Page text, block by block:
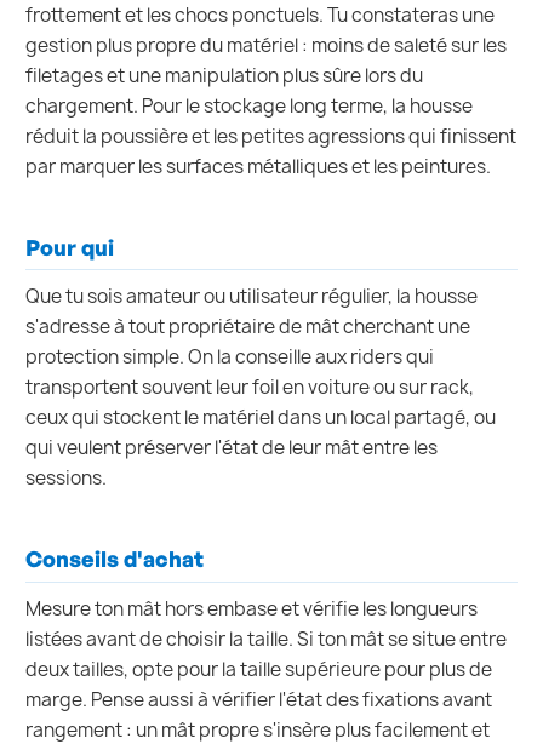
frottement et les chocs ponctuels. Tu constateras une
gestion plus propre du matériel : moins de saleté sur les
filetages et une manipulation plus sûre lors du
chargement. Pour le stockage long terme, la housse
réduit la poussière et les petites agressions qui finissent
par marquer les surfaces métalliques et les peintures.
Pour qui
Que tu sois amateur ou utilisateur régulier, la housse
s'adresse à tout propriétaire de mât cherchant une
protection simple. On la conseille aux riders qui
transportent souvent leur foil en voiture ou sur rack,
ceux qui stockent le matériel dans un local partagé, ou
qui veulent préserver l'état de leur mât entre les
sessions.
Conseils d'achat
Mesure ton mât hors embase et vérifie les longueurs
listées avant de choisir la taille. Si ton mât se situe entre
deux tailles, opte pour la taille supérieure pour plus de
marge. Pense aussi à vérifier l'état des fixations avant
rangement : un mât propre s'insère plus facilement et